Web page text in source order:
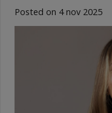
Posted on 4 nov 2025